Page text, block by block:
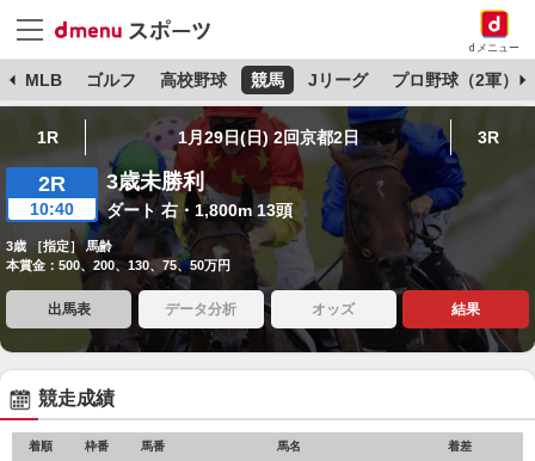
dメニュー
MLB ゴルフ 高校野球 競馬 Jリーグ プロ野球（2軍）
1R 1月29日(日) 2回京都2日 3R
2R
10:40
3歳未勝利
ダート 右・1,800m 13頭
3歳 ［指定］ 馬齢
本賞金：500、200、130、75、50万円
出馬表 データ分析 オッズ 結果
競走成績
着順 枠番 馬番 馬名 着差